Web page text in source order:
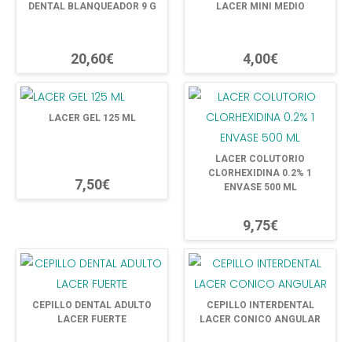
DENTAL BLANQUEADOR 9 G
20,60€
LACER MINI MEDIO
4,00€
LACER GEL 125 ML
7,50€
LACER COLUTORIO
CLORHEXIDINA 0.2% 1
ENVASE 500 ML
9,75€
CEPILLO DENTAL ADULTO
LACER FUERTE
CEPILLO INTERDENTAL
LACER CONICO ANGULAR